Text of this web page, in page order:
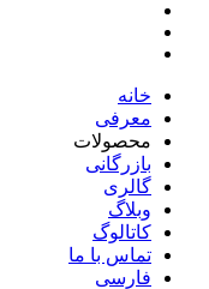
خانه
معرفی
محصولات
بازرگانی
گالری
وبلاگ
کاتالوگ
تماس با ما
فارسی